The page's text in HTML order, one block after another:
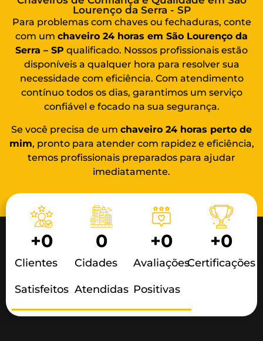
Lourenço da Serra - SP
Para problemas com chaves ou fechaduras, conte
com um chaveiro 24 horas em São Lourenço da
Serra – SP qualificado. Nossos profissionais estão
disponíveis a qualquer hora para resolver sua
necessidade com eficiência. Com atendimento
contínuo todos os dias, garantimos um serviço
confiável e focado na sua segurança.
Se você precisa de um chaveiro 24 horas perto de
mim, pronto para atender com rapidez e eficiência,
temos profissionais preparados para ajudar
imediatamente.
Clientes
Satisfeitos
+0
Cidades
Atendidas
0
Avaliações
Positivas
+0
Certificações
+0